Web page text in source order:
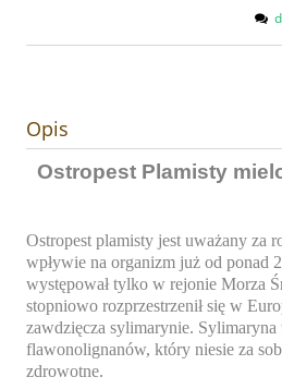
Opis
Ostropest Plamisty
Ostropest plamisty jest uważany za
wpływie na organizm już od ponad
występował tylko w rejonie Morza
stopniowo rozprzestrzenił się w
zawdzięcza sylimarynie. Sylimaryna
flawonolignanów, który niesie za
zdrowotne.